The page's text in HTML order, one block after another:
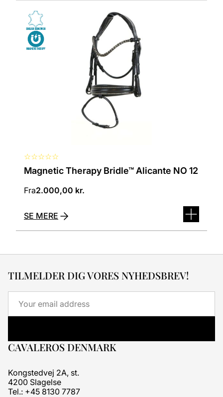
☆☆☆☆☆
Magnetic Therapy Bridle™ Alicante NO 12
Fra2.000,00 kr.
vare
har
flere
varianter.
Mulighederne
SE MERE
TILMELDER DIG VORES NYHEDSBREV!
Email
CAVALEROS DENMARK
Kongstedvej 2A, st.
4200 Slagelse
Tel.: +45 8130 7787